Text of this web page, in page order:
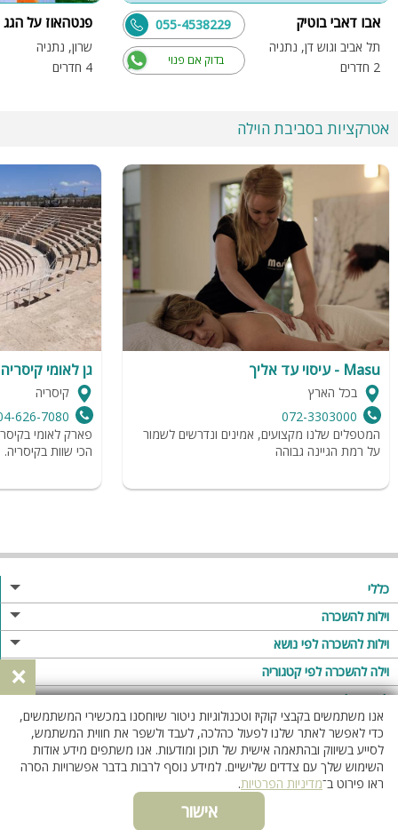
אבו דאבי בוטיק
תל אביב וגוש דן, נתניה
2 חדרים
בדוק אם פנוי
055-4538229 פנטהאוז על הגג
שרון, נתניה
4 חדרים
אטרקציות בסביבת הוילה
Masu - עיסוי עד אליך
בכל הארץ
072-3303000
המטפלים שלנו מקצועים, אמינים ונדרשים לשמור
על רמת הגיינה גבוהה
גן לאומי קיסריה
קיסריה
626-7080
פארק לאומי
הכי שוות בקיסריה.
כללי
מגזין
פרסום באתר
תקנון
מדיניות פרטיות
וילות להשכרה
וילות בצפון
וילות במרכז
וילות בדרום
וילות באילת
וילות בשרון
וילות באזור החרמון
וילות להשכרה לפי נושא
וילה לזוגות
וילות למשפחות
וילות לציבור הדתי
אירוח דרוזי
וילות למסיבות
וילה להשכרה לפי קטגוריה
וילות עם בריכה
וילה עם בריכה מחוממת
וילה עם בריכה מחוממת מקורה
וילות עם סאונה
לופטים להשכרה
לופט
לופטים בצפון
לופטים בדרום
×
אנו משתמשים בקבצי קוקיז וטכנולוגיות ניטור שיוחסנו במכשירי המשתמשים,
כדי לאפשר לאתר שלנו לפעול כהלכה, לעבד ולשפר את חווית המשתמש,
לסייע בשיווק ובהתאמה אישית של תוכן ומודעות. אנו משתפים מידע אודות
השימוש שלך עם צדדים שלישיים. למידע נוסף לרבות בדבר אפשרויות הסרה
ראו פירוט ב־מדיניות הפרטיות.
אישור